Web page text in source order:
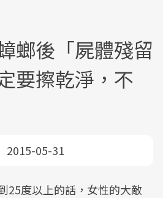
螂後「屍體殘留
要擦乾淨，不
2015-05-31
25度以上的話，女性的大敵